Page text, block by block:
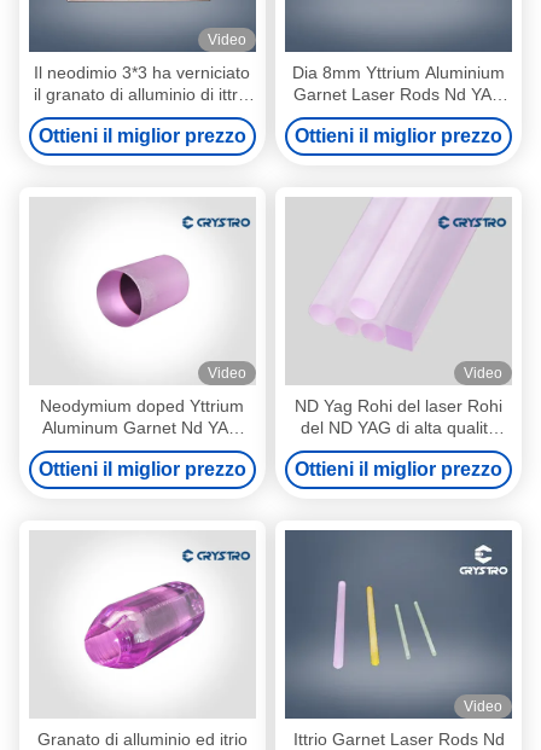
Video
Il neodimio 3*3 ha verniciato
il granato di alluminio di ittrio
NdYAG Crystal For Laser
Marking
Ottieni il miglior prezzo
Dia 8mm Yttrium Aluminium
Garnet Laser Rods Nd YAG
Single Crystal
Ottieni il miglior prezzo
Video
Neodymium doped Yttrium
Aluminum Garnet Nd YAG
Crystal per sistema laser
Ottieni il miglior prezzo
Video
ND Yag Rohi del laser Rohi
del ND YAG di alta qualità
1064nm
Ottieni il miglior prezzo
Granato di alluminio ed itrio
Video
Ittrio Garnet Laser Rods Nd